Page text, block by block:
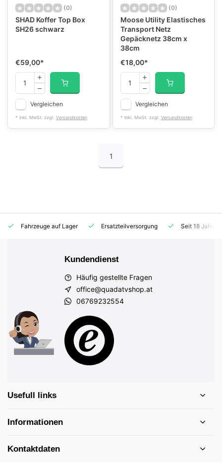
(0)
SHAD Koffer Top Box
SH26 schwarz
€59,00*
Vergleichen
* Inkl. MwSt. zzgl. Versandkosten
(0)
Moose Utility Elastisches
Transport Netz
Gepäcknetz 38cm x
38cm
€18,00*
Vergleichen
* Inkl. MwSt. zzgl. Versandkosten
1
Fahrzeuge auf Lager Ersatzteilversorgung Seit 18
Kundendienst
Häufig gestellte Fragen
office@quadatvshop.at
06769232554
Usefull links
Informationen
Kontaktdaten